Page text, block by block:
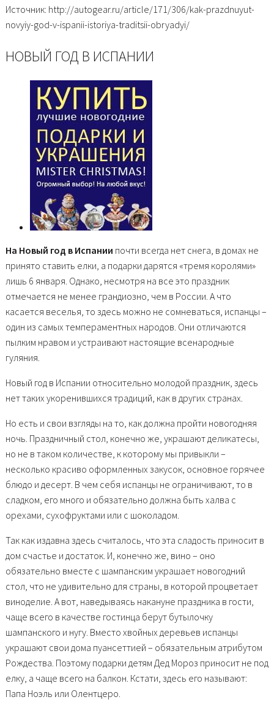
Источник: http://autogear.ru/article/171/306/kak-prazdnuyut-
novyiy-god-v-ispanii-istoriya-traditsii-obryadyi/
НОВЫЙ ГОД В ИСПАНИИ
На Новый год в Испании почти всегда нет снега, в домах не
принято ставить елки, а подарки дарятся «тремя королями»
лишь 6 января. Однако, несмотря на все это праздник
отмечается не менее грандиозно, чем в России. А что
касается веселья, то здесь можно не сомневаться, испанцы –
один из самых темпераментных народов. Они отличаются
пылким нравом и устраивают настоящие всенародные
гуляния.
Новый год в Испании относительно молодой праздник, здесь
нет таких укоренившихся традиций, как в других странах.
Но есть и свои взгляды на то, как должна пройти новогодняя
ночь. Праздничный стол, конечно же, украшают деликатесы,
но не в таком количестве, к которому мы привыкли –
несколько красиво оформленных закусок, основное горячее
блюдо и десерт. В чем себя испанцы не ограничивают, то в
сладком, его много и обязательно должна быть халва с
орехами, сухофруктами или с шоколадом.
Так как издавна здесь считалось, что эта сладость приносит в
дом счастье и достаток. И, конечно же, вино – оно
обязательно вместе с шампанским украшает новогодний
стол, что не удивительно для страны, в которой процветает
виноделие. А вот, наведываясь накануне праздника в гости,
чаще всего в качестве гостинца берут бутылочку
шампанского и нугу. Вместо хвойных деревьев испанцы
украшают свои дома пуансеттией – обязательным атрибутом
Рождества. Поэтому подарки детям Дед Мороз приносит не под
елку, а чаще всего на балкон. Кстати, здесь его называют:
Папа Ноэль или Олентцеро.